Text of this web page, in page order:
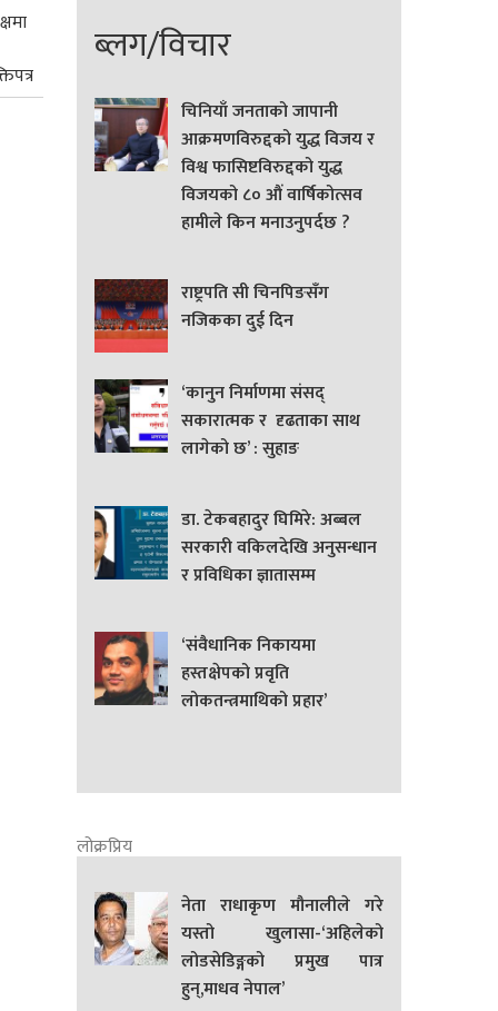
ब्लग/विचार
चिनियाँ जनताको जापानी
आक्रमणविरुद्दको युद्ध विजय र
विश्व फासिष्टविरुद्दको युद्ध
विजयको ८० औं वार्षिकोत्सव
हामीले किन मनाउनुपर्दछ ?
राष्ट्रपति सी चिनपिङसँग
नजिकका दुई दिन
‘कानुन निर्माणमा संसद्
सकारात्मक र दृढताका साथ
लागेको छ’ : सुहाङ
डा. टेकबहादुर घिमिरे: अब्बल
सरकारी वकिलदेखि अनुसन्धान
र प्रविधिका ज्ञातासम्म
‘संवैधानिक निकायमा
हस्तक्षेपको प्रवृति
लोकतन्त्रमाथिको प्रहार’
लोक्रप्रिय
नेता राधाकृण मौनालीले गरे
यस्तो खुलासा-‘अहिलेको
लोडसेडिङ्गको प्रमुख पात्र
हुन्,माधव नेपाल’